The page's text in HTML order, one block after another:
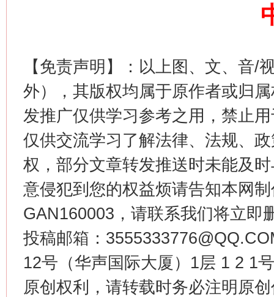
【免责声明】：以上图、文、音/
外），其版权均属于原作者或归
发推广仅供学习参考之用，禁止
仅供交流学习了解法律、法规、
权，部分文章转发推送时未能及
意侵犯到您的权益烦请告知本网
GAN160003，请联系我们将立即
投稿邮箱：
12号（华声国际大厦）1层 1 2 1
原创权利，请转载时务必注明原
揭批美国五大"原罪" "炒